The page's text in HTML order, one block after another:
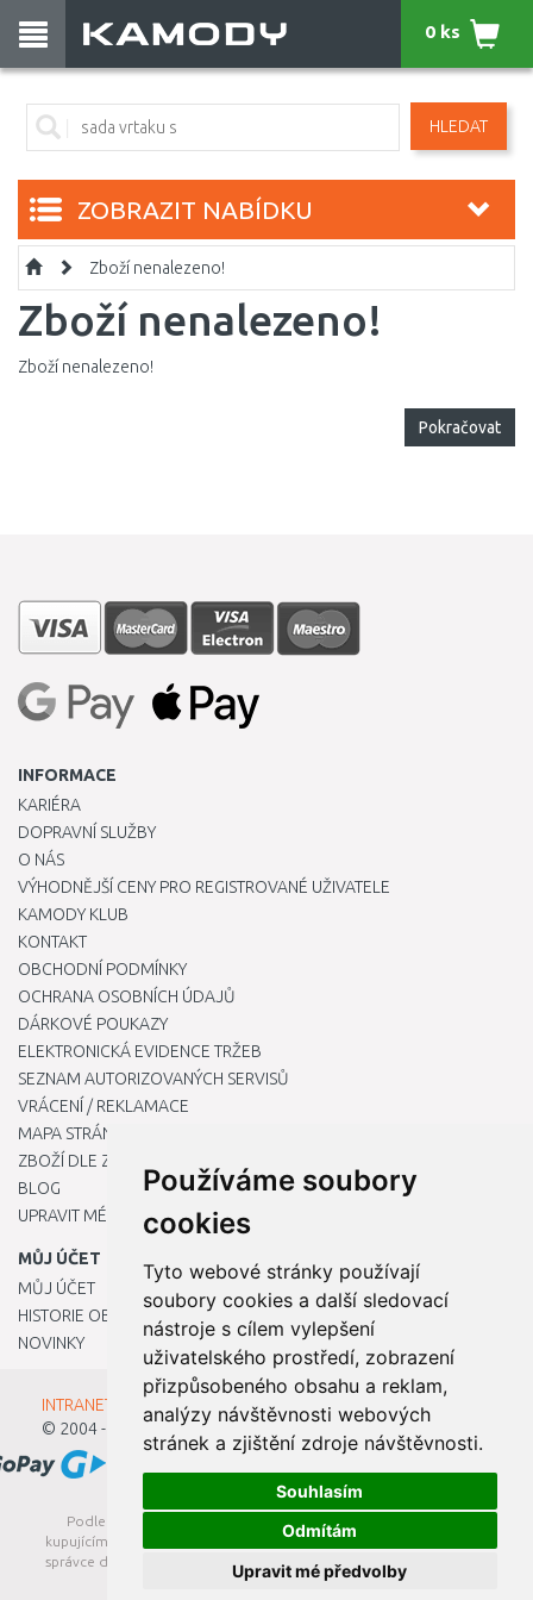
Používáme soubory
cookies
Tyto webové stránky používají
soubory cookies a další sledovací
nástroje s cílem vylepšení
uživatelského prostředí, zobrazení
přizpůsobeného obsahu a reklam,
analýzy návštěvnosti webových
stránek a zjištění zdroje návštěvnosti.
Souhlasím
Odmítám
Upravit mé předvolby
HLEDAT
0 ks
ZOBRAZIT NABÍDKU
Zboží nenalezeno!
Zboží nenalezeno!
Zboží nenalezeno!
Pokračovat
INFORMACE
KARIÉRA
DOPRAVNÍ SLUŽBY
O NÁS
VÝHODNĚJŠÍ CENY PRO REGISTROVANÉ UŽIVATELE
KAMODY KLUB
KONTAKT
OBCHODNÍ PODMÍNKY
OCHRANA OSOBNÍCH ÚDAJŮ
DÁRKOVÉ POUKAZY
ELEKTRONICKÁ EVIDENCE TRŽEB
SEZNAM AUTORIZOVANÝCH SERVISŮ
VRÁCENÍ / REKLAMACE
MAPA STRÁNKY
ZBOŽÍ DLE ZNAČEK
BLOG
UPRAVIT MÉ PŘEDVOLBY COOKIES
MŮJ ÚČET
MŮJ ÚČET
HISTORIE OBJEDNÁVEK
NOVINKY
INTRANET - Přihlášení pro zaměstnance
© 2004 - 2026
Kamody s.r.o.
Podle zákona o evidenci tržeb je prodávající povinen vystavit
kupujícímu účtenku. Zároveň je povinen zaevidovat přijatou tržbu u
správce daně online; v případě technického výpadku pak nejpozději
do 48 hodin.